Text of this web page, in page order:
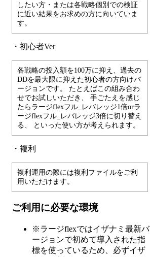
したい方・または各戦略個別での検証
に近い結果をお求めの方に向いていま
す。
・初心者Ver
各戦略の投入額を100万に抑え、過去の
DDを最大限に抑えた初心者の方向けバ
ージョンです。 たとえばこの組み合わ
せでお試しいただき、 手ごたえを感じ
たらラージflexフル_レバレッジ1倍orラ
ージflexフル_レバレッジ3倍に切り替え
る、 といった使い方が考えられます。
・複利
複利運用の際には複利ファイルをご利
用いただけます。
ご利用に必要な環境
※ラージflexではイザナミ最新バ
ージョンで初めて導入された指
標を使っているため、必ずイザ